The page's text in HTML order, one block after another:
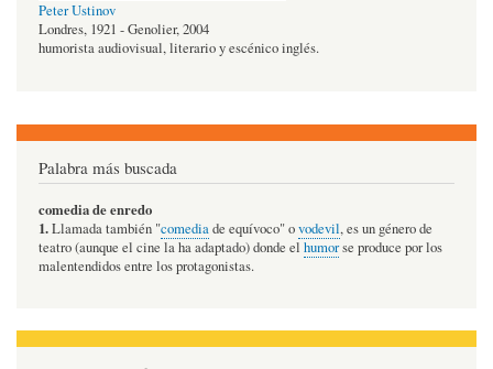
Peter Ustinov
Londres, 1921 - Genolier, 2004
humorista audiovisual, literario y escénico inglés.
Palabra más buscada
comedia de enredo
1.Llamada también "comediade equívoco" ovodevil, es un género de
teatro (aunque el cine la ha adaptado) donde el humorse produce por los
malentendidos entre los protagonistas.